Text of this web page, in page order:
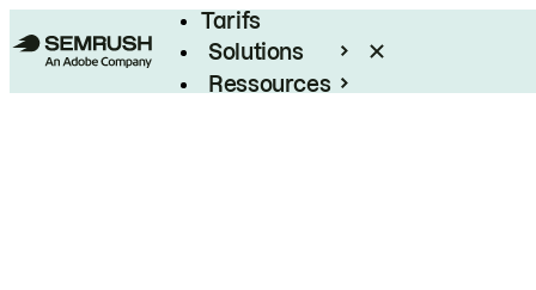
Tarifs
Solutions
Ressources